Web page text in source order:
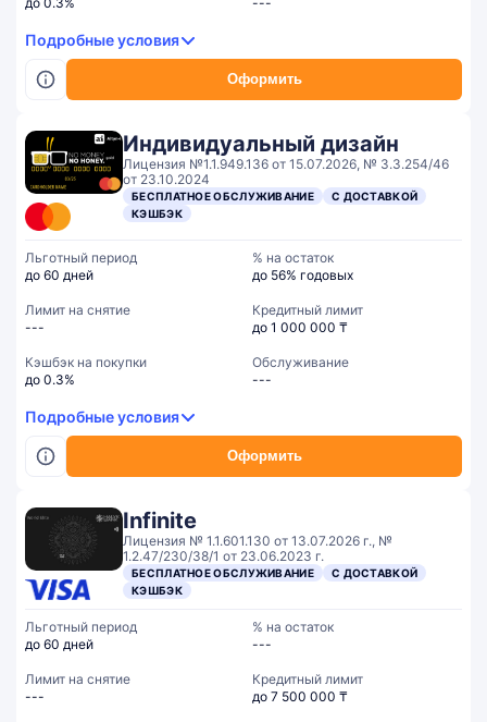
Оформить
Подробные условия
Индивидуальный дизайн
Лицензия №1.1.949.136 от 15.07.2026, № 3.3.254/46
от 23.10.2024
БЕСПЛАТНОЕ ОБСЛУЖИВАНИЕ
С ДОСТАВКОЙ
КЭШБЭК
Оформить
Льготный период
до 60 дней
% на остаток
до 56% годовых
Лимит на снятие
---
Кредитный лимит
до 1 000 000 ₸
Кэшбэк на покупки
до 0.3%
Обслуживание
---
Подробные условия
Infinite
Лицензия № 1.1.601.130 от 13.07.2026 г., №
1.2.47/230/38/1 от 23.06.2023 г.
БЕСПЛАТНОЕ ОБСЛУЖИВАНИЕ
С ДОСТАВКОЙ
КЭШБЭК
Льготный период
до 60 дней
% на остаток
---
Лимит на снятие
---
Кредитный лимит
до 7 500 000 ₸